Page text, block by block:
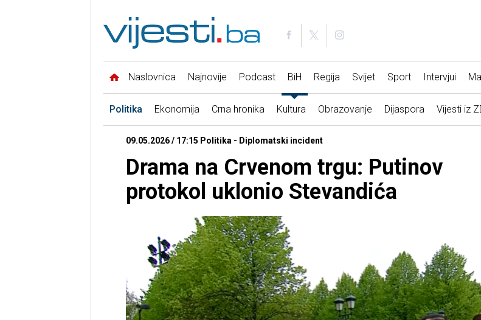
Naslovnica Najnovije Podcast BiH Regija Svijet Sport Intervjui
Politika Ekonomija Crna hronika Kultura Obrazovanje Dijaspora Vijesti iz
09.05.2026 / 17:15 Politika - Diplomatski incident
Drama na Crvenom trgu: Putinov
protokol uklonio Stevandića